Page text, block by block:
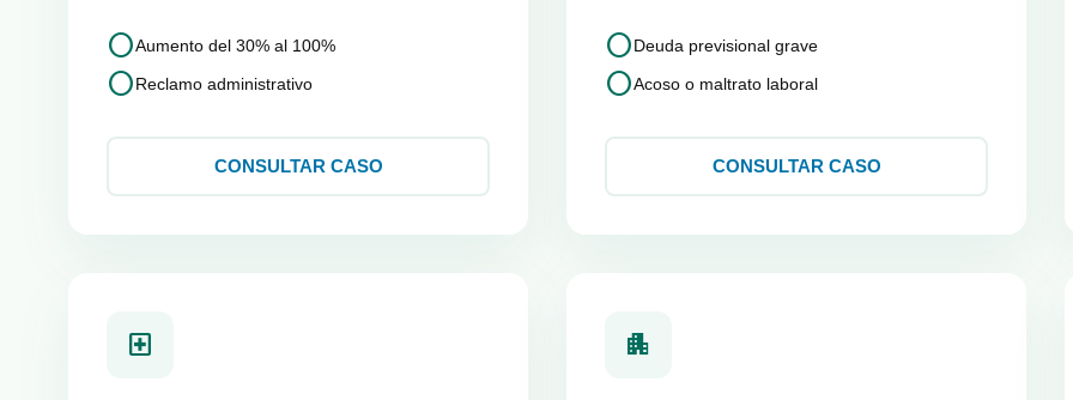
circleAumento del 30% al 100%
circleReclamo administrativo
CONSULTAR CASO
circleDeuda previsional grave
circleAcoso o maltrato laboral
CONSULTAR CASO
local_hospital apartment